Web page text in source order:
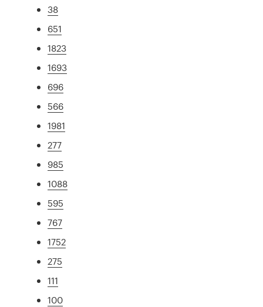
38
651
1823
1693
696
566
1981
277
985
1088
595
767
1752
275
111
100